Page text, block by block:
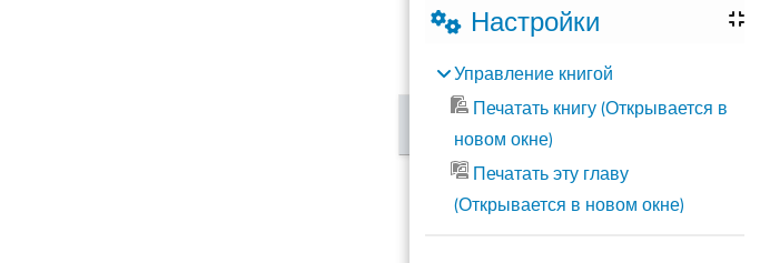
Настройки
Управление книгой
Печатать книгу (Открывается в
новом окне)
Печатать эту главу
(Открывается в новом окне)